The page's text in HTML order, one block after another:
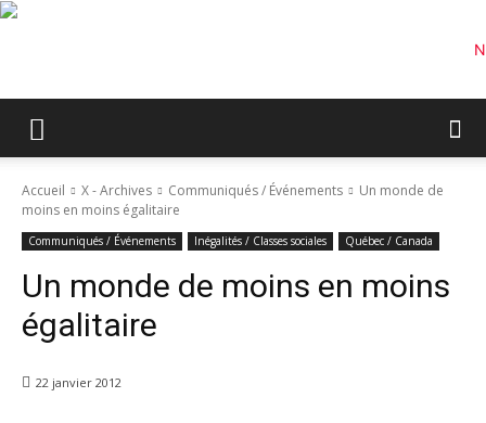
Accueil X - Archives Communiqués / Événements
Un monde de
moins en moins égalitaire
Communiqués / Événements Inégalités / Classes sociales Québec / Canada
Un monde de moins en moins
égalitaire
22 janvier 2012